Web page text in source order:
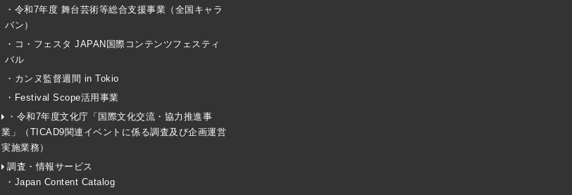
・令和7年度 舞台芸術等総合支援事業（全国キャラ
バン）
・コ・フェスタ JAPAN国際コンテンツフェスティ
バル
・カンヌ監督週間 in Tokio
・Festival Scope活用事業
・令和7年度文化庁「国際文化交流・協力推進事
業」（TICAD9関連イベントに係る調査及び企画運営
実施業務）
調査・情報サービス
・Japan Content Catalog